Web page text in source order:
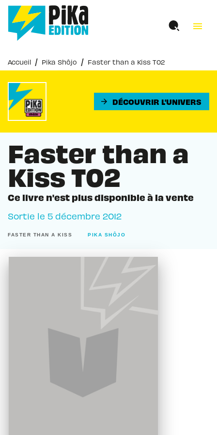
MENU RECHERCHE
PIED DE PAGE
menu
Accueil / Pika Shôjo / Faster than a Kiss T02
arrow_forward DÉCOUVRIR L'UNIVERS
Faster than a
Kiss T02
Ce livre n'est plus disponible à la vente
Sortie le 5 décembre 2012
FASTER THAN A KISS PIKA SHÔJO